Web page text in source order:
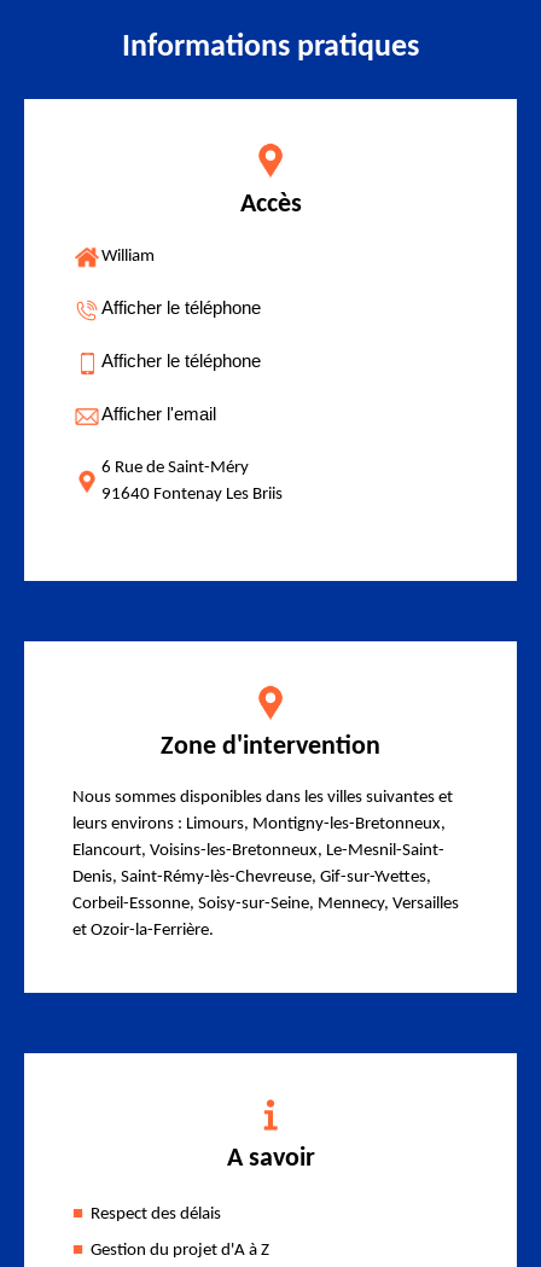
Informations pratiques
Accès
William
Afficher le téléphone
Afficher le téléphone
Afficher l'email
6 Rue de Saint-Méry
91640 Fontenay Les Briis
Zone d'intervention
Nous sommes disponibles dans les villes suivantes et
leurs environs : Limours, Montigny-les-Bretonneux,
Elancourt, Voisins-les-Bretonneux, Le-Mesnil-Saint-
Denis, Saint-Rémy-lès-Chevreuse, Gif-sur-Yvettes,
Corbeil-Essonne, Soisy-sur-Seine, Mennecy, Versailles
et Ozoir-la-Ferrière.
A savoir
Respect des délais
Gestion du projet d'A à Z